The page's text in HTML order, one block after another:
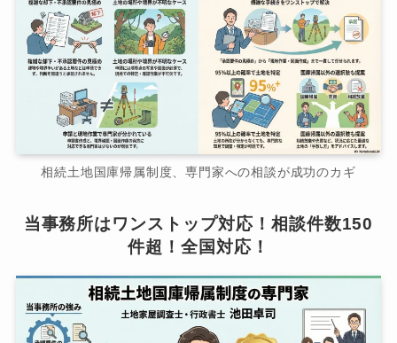
相続土地国庫帰属制度、専門家への相談が成功のカギ
当事務所はワンストップ対応！相談件数150
件超！全国対応！